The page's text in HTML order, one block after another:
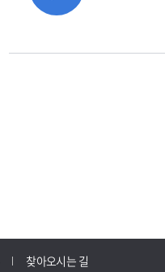
찾아오시는 길